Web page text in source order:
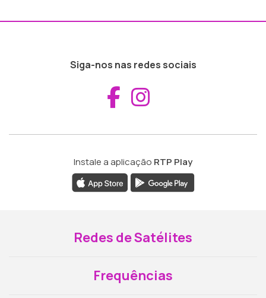
Siga-nos nas redes sociais
Aceder ao
Instale a aplicação RTP Play
Redes de Satélites
Frequências